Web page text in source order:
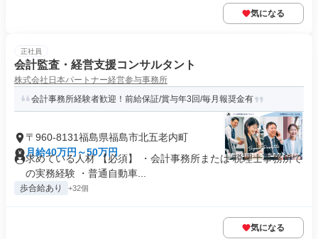
気になる
正社員
会計監査・経営支援コンサルタント
株式会社日本パートナー経営参与事務所
会計事務所経験者歓迎！前給保証/賞与年3回/毎月報奨金有
〒960-8131福島県福島市北五老内町
月給40万円～50万円
求めている人材 【必須】 ・会計事務所または 税理士事務所で
の実務経験 ・普通自動車...
歩合給あり +32個
気になる